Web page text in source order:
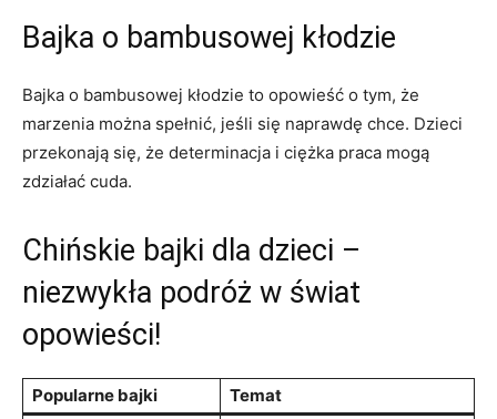
Bajka o bambusowej kłodzie
Bajka o bambusowej kłodzie to opowieść o tym, ⁤że
marzenia⁤ można spełnić, jeśli się naprawdę chce. Dzieci
przekonają⁢ się, że determinacja i ciężka praca mogą
zdziałać cuda.
Chińskie bajki dla ‍dzieci –
niezwykła podróż w świat‍
opowieści!
Popularne bajki
Temat